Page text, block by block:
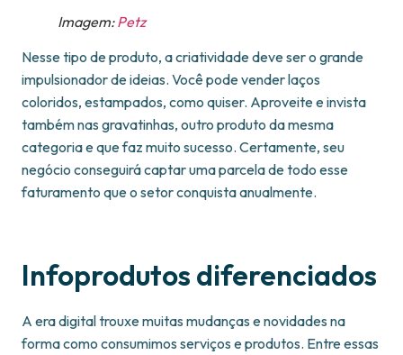
Imagem:Petz
Nesse tipo de produto, a criatividade deve ser o grande
impulsionador de ideias. Você pode vender laços
coloridos, estampados, como quiser. Aproveite e invista
também nas gravatinhas, outro produto da mesma
categoria e que faz muito sucesso. Certamente, seu
negócio conseguirá captar uma parcela de todo esse
faturamento que o setor conquista anualmente.
Infoprodutos diferenciados
A era digital trouxe muitas mudanças e novidades na
forma como consumimos serviços e produtos. Entre essas